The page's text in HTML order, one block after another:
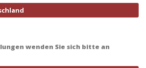
wenden Sie sich bitte an